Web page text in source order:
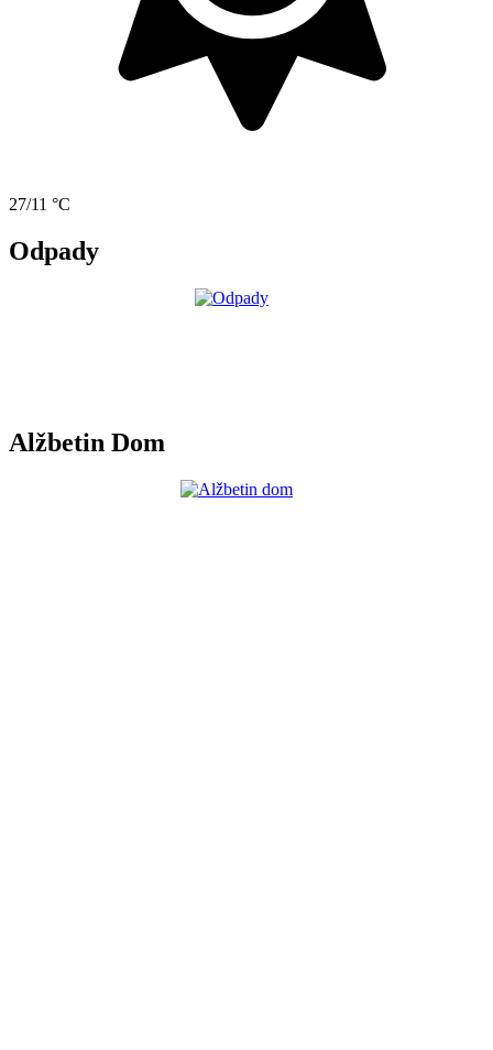
27/11 °C
Odpady
Alžbetin Dom